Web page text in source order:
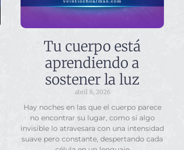
Tu cuerpo está
aprendiendo a
sostener la luz
abril 8, 2026
Hay noches en las que el cuerpo parece
no encontrar su lugar, como si algo
invisible lo atravesara con una intensidad
suave pero constante, despertando cada